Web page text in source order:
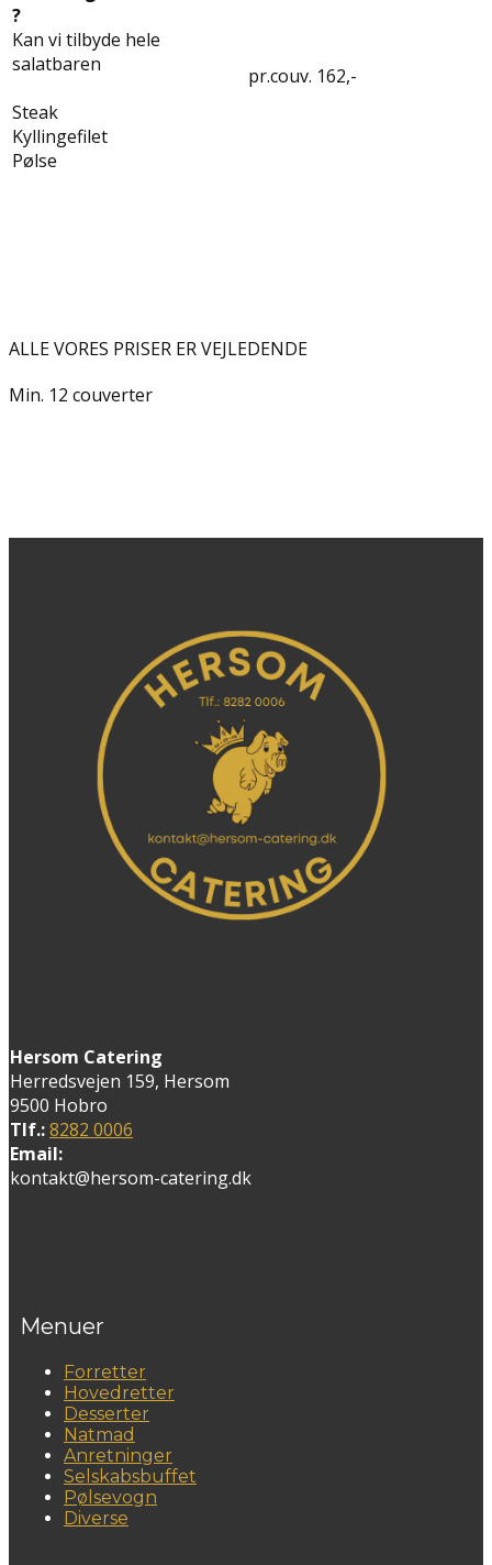
?
Kan vi tilbyde hele
salatbaren
Steak
Kyllingefilet
Pølse
pr.couv. 162,-
ALLE VORES PRISER ER VEJLEDENDE
Min. 12 couverter
Hersom Catering
Herredsvejen 159, Hersom
9500 Hobro
Tlf.:8282 0006
Email:
kontakt@hersom-catering.dk
Menuer
Forretter
Hovedretter
Desserter
Natmad
Anretninger
Selskabsbuffet
Pølsevogn
Diverse